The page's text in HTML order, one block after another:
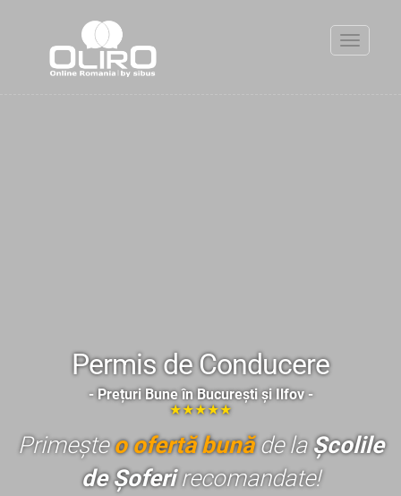
Toggle
Permis de Conducere
- Prețuri Bune în Bucureşti și Ilfov -
★★★★★
Primeșteo ofertă bunăde laȘcolile
de Șoferirecomandate!